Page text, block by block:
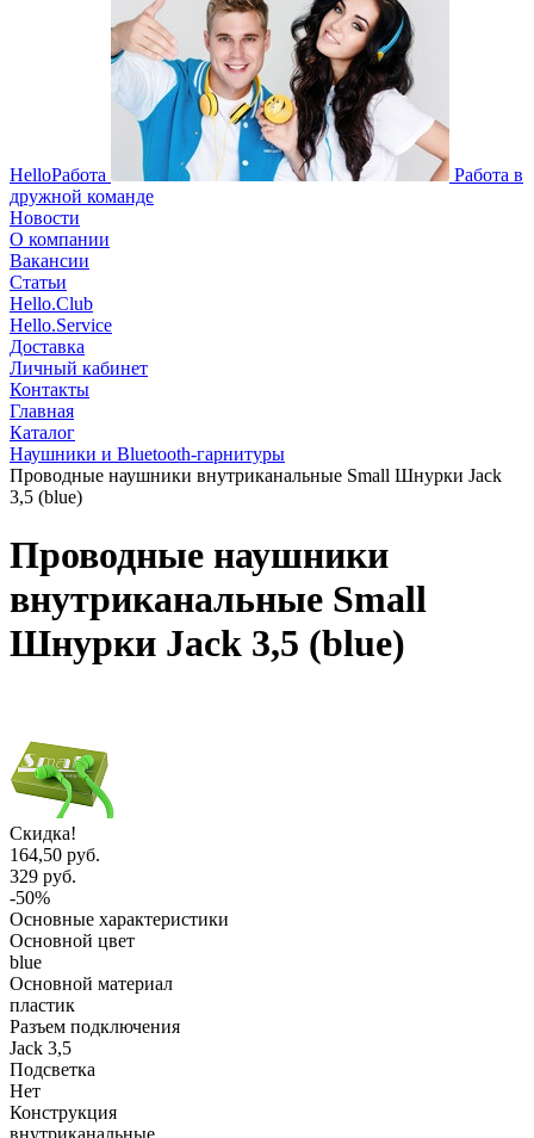
HelloРабота
Работа в
дружной команде
Новости
О компании
Вакансии
Статьи
Hello.Club
Hello.Service
Доставка
Личный кабинет
Контакты
Главная
Каталог
Наушники и Bluetooth-гарнитуры
Проводные наушники внутриканальные Small Шнурки Jack
3,5 (blue)
Проводные наушники
внутриканальные Small
Шнурки Jack 3,5 (blue)
Скидка!
164,50 руб.
329 руб.
-50%
Основные характеристики
Основной цвет
blue
Основной материал
пластик
Разъем подключения
Jack 3,5
Подсветка
Нет
Конструкция
внутриканальные